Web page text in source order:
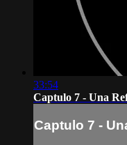
33:54
Captulo 7 - Una
Captulo 7 -